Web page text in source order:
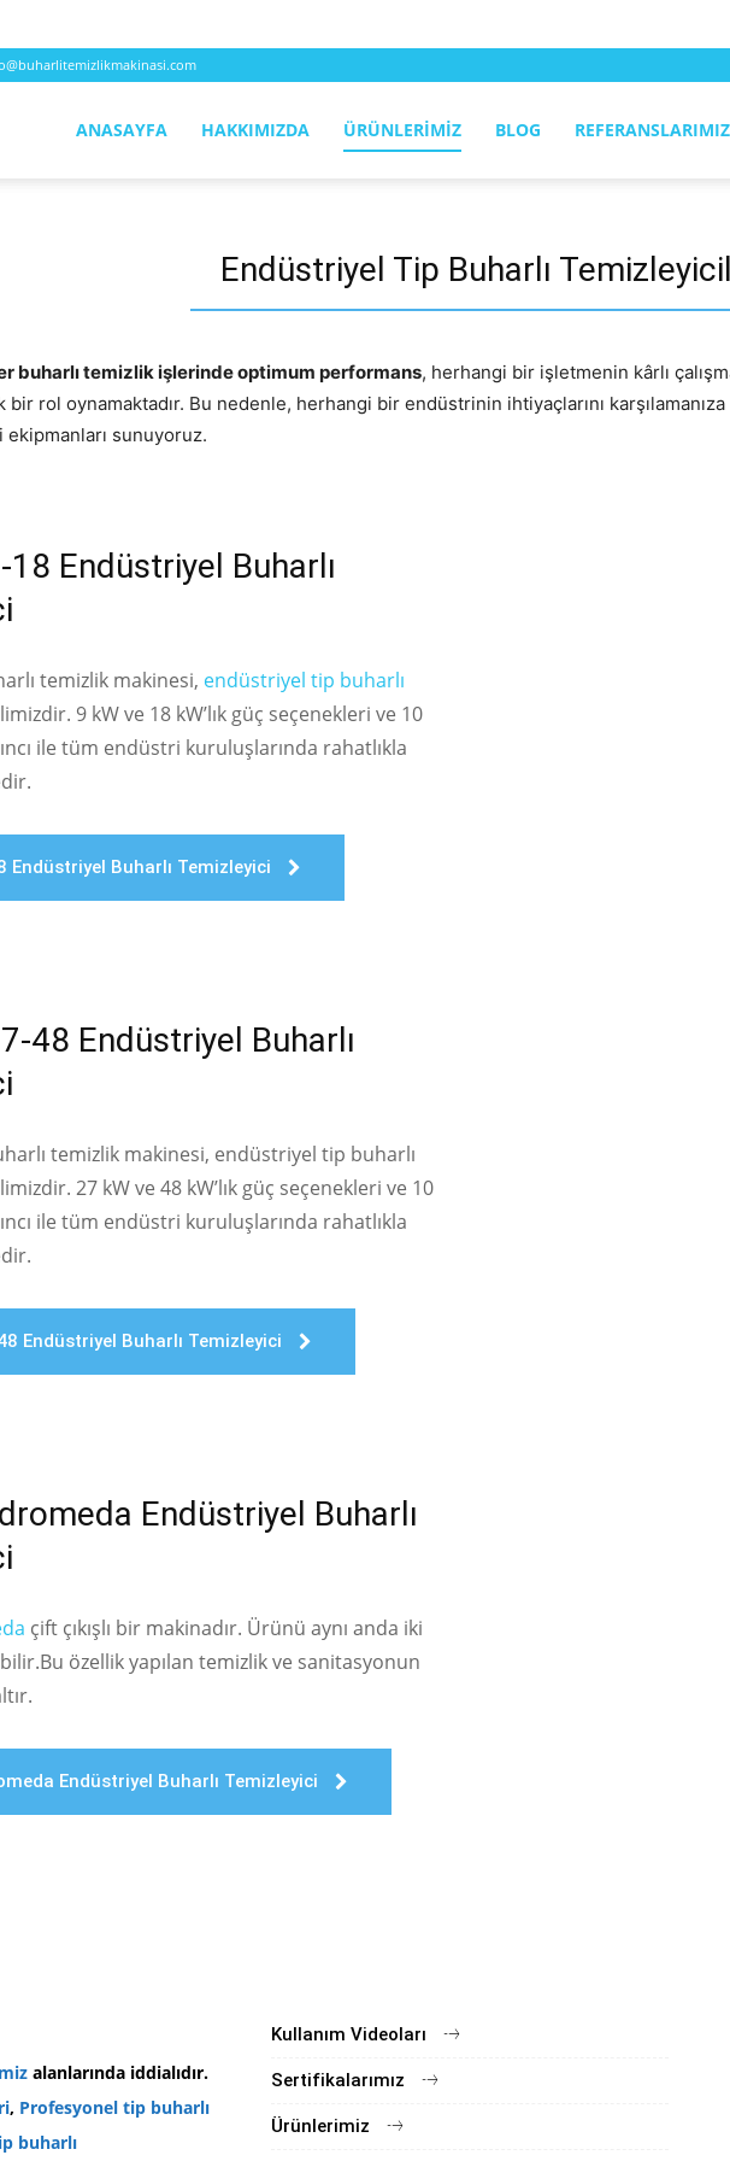
ANASAYFA HAKKIMIZDA ÜRÜNLERIMIZ BLOG REFERANSLARIMIZ
Endüstriyel Tip Buharlı
buharlı temizlik işlerinde optimum performans, herhangi bir işletmenin kârlı
bir rol oynamaktadır. Bu nedenle, herhangi bir endüstrinin ihtiyaçlarını
ekipmanları sunuyoruz.
18 Endüstriyel Buharlı
temizlik makinesi, endüstriyel tip buharlı
9 kW ve 18 kW’lık güç seçenekleri ve 10
ile tüm endüstri kuruluşlarında rahatlıkla
Endüstriyel Buharlı Temizleyici
48 Endüstriyel Buharlı
temizlik makinesi, endüstriyel tip buharlı
27 kW ve 48 kW’lık güç seçenekleri ve 10
ile tüm endüstri kuruluşlarında rahatlıkla
Endüstriyel Buharlı Temizleyici
Endüstriyel Buharlı
çift çıkışlı bir makinadır. Ürünü aynı anda iki
özellik yapılan temizlik ve sanitasyonun
Endüstriyel Buharlı Temizleyici
alanlarında iddialıdır.
, Profesyonel tip buharlı
buharlı
Kullanım Videoları
Sertifikalarımız
Ürünlerimiz